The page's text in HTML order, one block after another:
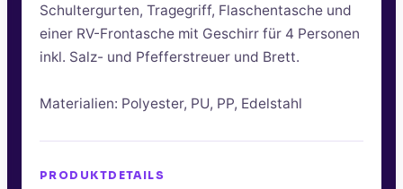
Schultergurten, Tragegriff, Flaschentasche und
einer RV-Frontasche mit Geschirr für 4 Personen
inkl. Salz- und Pfefferstreuer und Brett.
Materialien: Polyester, PU, PP, Edelstahl
PRODUKTDETAILS